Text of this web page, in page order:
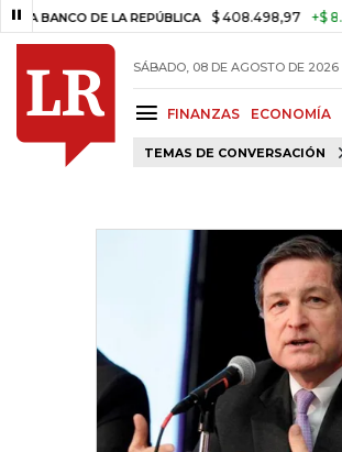
DE LA REPÚBLICA $ 408.498,97 +$ 8.753,81
SÁBADO, 08 DE AGOSTO DE 2026
FINANZAS ECONOMÍA
TEMAS DE CONVERSACIÓN